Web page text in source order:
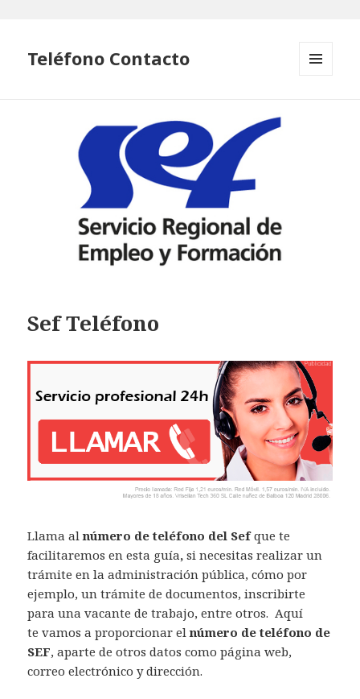
Teléfono Contacto
Sef Teléfono
Llama alnúmero de teléfono del Sefque te
facilitaremos en esta guía,si necesitas realizar un
trámite en la administración pública, cómo por
ejemplo, un trámite de documentos, inscribirte
para una vacante de trabajo, entre otros. Aquí
te vamos a proporcionar elnúmero de teléfono de
SEF, aparte de otros datos como página web,
correo electrónico y dirección.